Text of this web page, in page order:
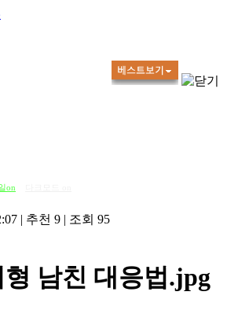
on
| 추천 9 | 조회 95
남친 대응법.jpg